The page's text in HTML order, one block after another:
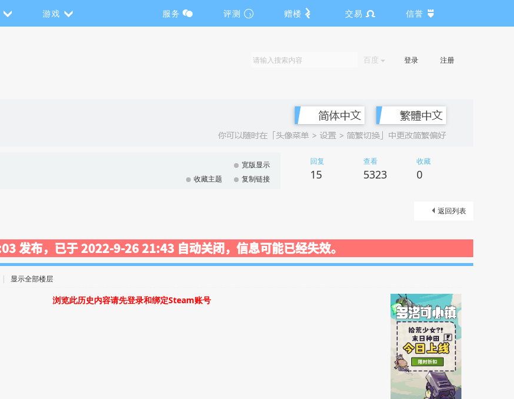
游戏 服务 评测 赠楼 交易 信誉
百度 登录 注册
宽版显示
收藏主题
复制链接
回复
15
查看
5323
收藏
0
返回列表
发布，已于 2022-9-26 21:43 自动关闭，信息可能已经失效。
|
显示全部楼层
浏览此历史内容请先登录和绑定Steam账号